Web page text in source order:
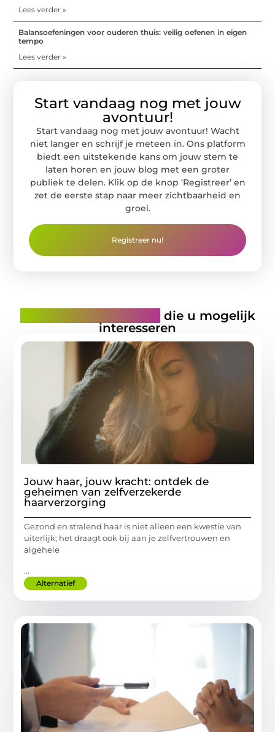
Lees verder »
Balansoefeningen voor ouderen thuis: veilig oefenen in eigen
tempo
Lees verder »
Start vandaag nog met jouw
avontuur!
Start vandaag nog met jouw avontuur! Wacht
niet langer en schrijf je meteen in. Ons platform
biedt een uitstekende kans om jouw stem te
laten horen en jouw blog met een groter
publiek te delen. Klik op de knop ‘Registreer’ en
zet de eerste stap naar meer zichtbaarheid en
groei.
Registreer nu!
die u mogelijk
interesseren
Jouw haar, jouw kracht: ontdek de
geheimen van zelfverzekerde
haarverzorging
Gezond en stralend haar is niet alleen een kwestie van
uiterlijk; het draagt ook bij aan je zelfvertrouwen en
algehele
...
Alternatief